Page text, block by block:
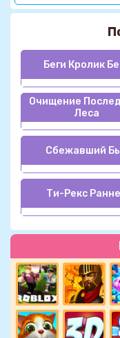
Беги Кролик
Очищение
Леса
Сбежавший
Ти-Рекс